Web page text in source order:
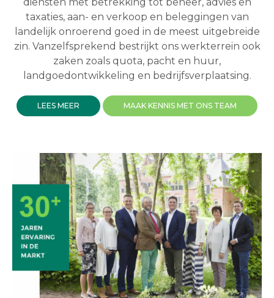
taxaties, aan- en verkoop en beleggingen van
landelijk onroerend goed in de meest uitgebreide
zin. Vanzelfsprekend bestrijkt ons werkterrein ook
zaken zoals quota, pacht en huur,
landgoedontwikkeling en bedrijfsverplaatsing.
LEES MEER MAAK KENNIS MET ONS TEAM